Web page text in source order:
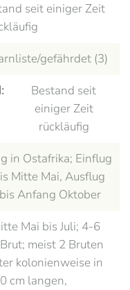
seit einiger Zeit
gefährdet (3)
Bestand seit
einiger Zeit
rückläufig
in Ostafrika; Einflug
Mitte Mai, Ausflug
Anfang Oktober
Mai bis Juli; 4-6
meist 2 Bruten
kolonienweise in
cm langen,